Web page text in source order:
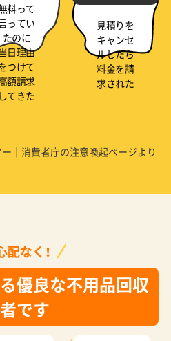
料って
ってい
たのに
日理由
つけて
額請求
してきた
見積りを
キャンセ
ルしたら
料金を請
求された
｜消費者庁の注意喚起ページより
配なく！
優良な不用品回収
です